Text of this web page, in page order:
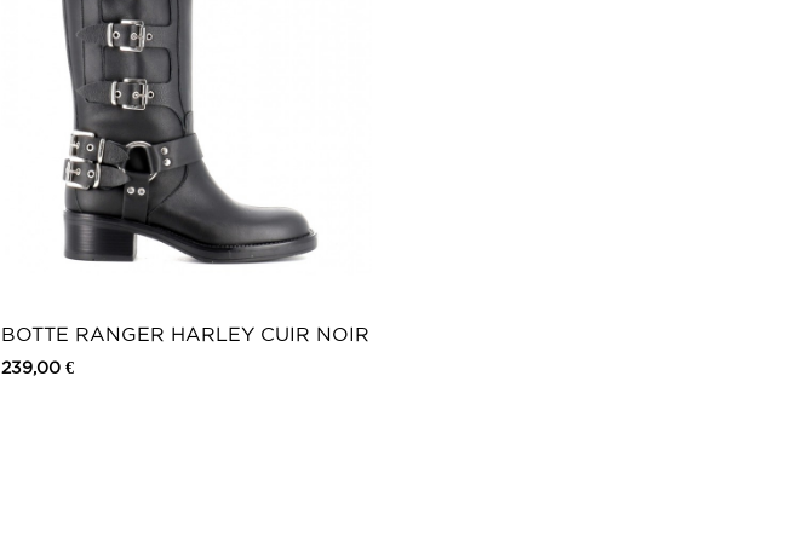
BOTTE RANGER HARLEY CUIR NOIR
239,00 €